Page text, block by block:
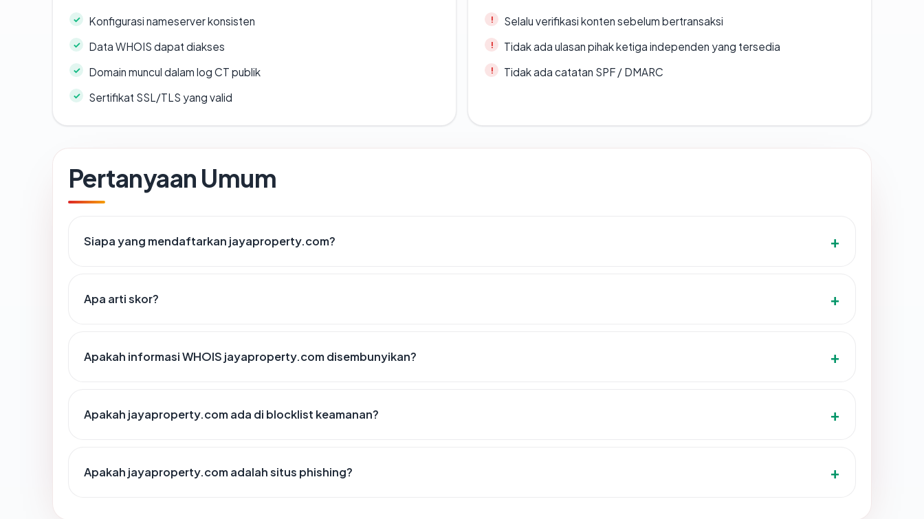
Konfigurasi nameserver konsisten
Data WHOIS dapat diakses
Domain muncul dalam log CT publik
Sertifikat SSL/TLS yang valid
Selalu verifikasi konten sebelum bertransaksi
Tidak ada ulasan pihak ketiga independen yang tersedia
Tidak ada catatan SPF / DMARC
Pertanyaan Umum
Siapa yang mendaftarkan jayaproperty.com?
Apa arti skor?
Apakah informasi WHOIS jayaproperty.com disembunyikan?
Apakah jayaproperty.com ada di blocklist keamanan?
Apakah jayaproperty.com adalah situs phishing?